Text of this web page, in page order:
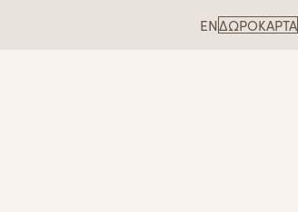
ENΔΩΡΟΚΆΡΤΑ